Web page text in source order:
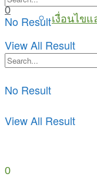
เงื่อนไข
No Result
View All Result
No Result
View All Result
0
0